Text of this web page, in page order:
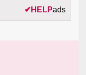
✔ HELPads